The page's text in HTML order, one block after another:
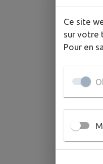
Ce site
sur votre
Pour en